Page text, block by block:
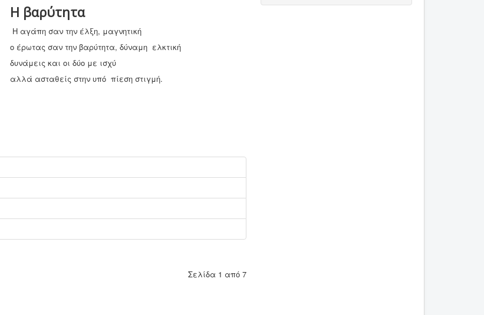
Η βαρύτητα
Η αγάπη σαν την έλξη, μαγνητική
ο έρωτας σαν την βαρύτητα, δύναμη ελκτική
δυνάμεις και οι δύο με ισχύ
αλλά ασταθείς στην υπό πίεση στιγμή.
Σελίδα 1 από 7